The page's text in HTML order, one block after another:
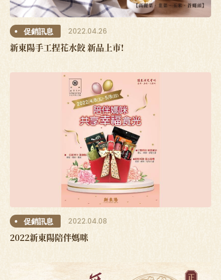
促銷訊息 2022.04.26
新東陽手工捏花水餃 新品上市!
促銷訊息 2022.04.08
2022新東陽陪伴媽咪